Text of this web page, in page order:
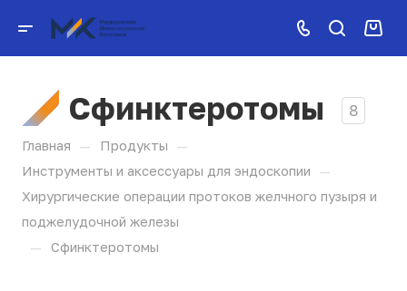
Сфинктеротомы 8
Главная — Продукты —
Инструменты и аксессуары для эндоскопии —
Хирургические операции протоков желчного пузыря и
поджелудочной железы
— Сфинктеротомы